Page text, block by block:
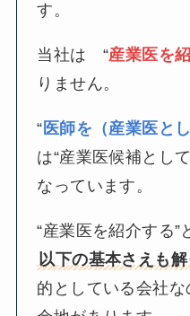
す。
当社は “産業医を
りません。
“ 医師を（産業医と
は“産業医候補とし
なっています。
“産業医を紹介する”
以下の基本さえも
的としている会社